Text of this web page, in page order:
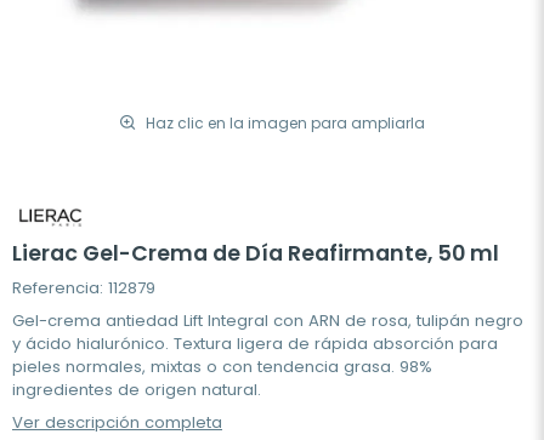
Haz clic en la imagen para ampliarla
Lierac Gel-Crema de Día Reafirmante, 50 ml
Referencia: 112879
Gel-crema antiedad Lift Integral con ARN de rosa, tulipán negro
y ácido hialurónico. Textura ligera de rápida absorción para
pieles normales, mixtas o con tendencia grasa. 98%
ingredientes de origen natural.
Ver descripción completa